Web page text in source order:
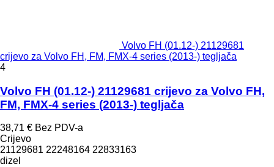
Volvo FH (01.12-) 21129681
crijevo za Volvo FH, FM, FMX-4 series (2013-) tegljača
4
Volvo FH (01.12-) 21129681 crijevo za Volvo FH,
FM, FMX-4 series (2013-) tegljača
38,71 € Bez PDV-a
Crijevo
21129681 22248164 22833163
dizel